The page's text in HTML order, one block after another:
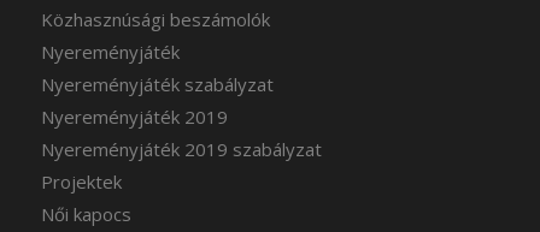
Közhasznúsági beszámolók
Nyereményjáték
Nyereményjáték szabályzat
Nyereményjáték 2019
Nyereményjáték 2019 szabályzat
Projektek
Női kapocs